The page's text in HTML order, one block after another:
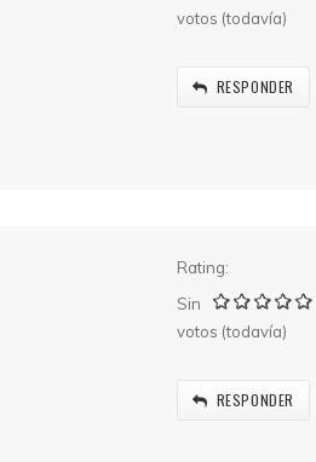
votos (todavía)
RESPONDER
Rating:
Sin
votos (todavía)
RESPONDER